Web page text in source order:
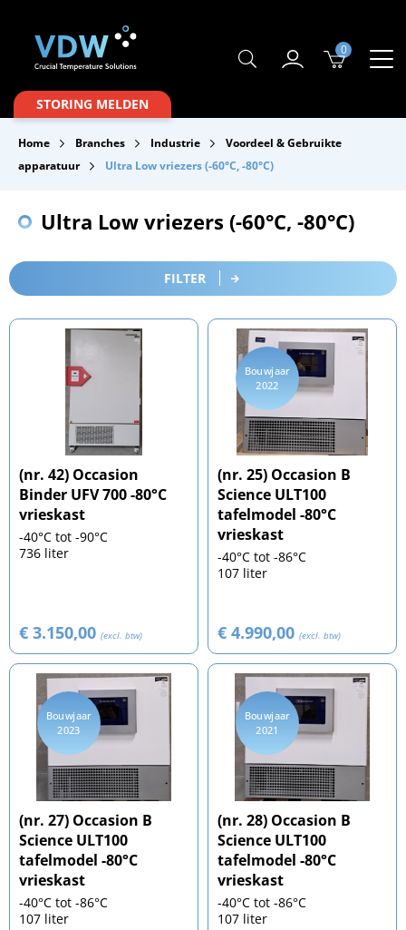
Producten
Branches
Merken
Downloads
0
STORING MELDEN
Home Branches Industrie
Voordeel & Gebruikte
apparatuur
Ultra Low vriezers (-60°C, -80°C)
Ultra Low vriezers (-60°C, -80°C)
FILTER
(nr. 42) Occasion
Binder UFV 700 -80°C
vrieskast
-40°C tot -90°C
736 liter
€ 3.150,00 (excl. btw)
Bouwjaar
2022
(nr. 25) Occasion B
Science ULT100
tafelmodel -80°C
vrieskast
-40°C tot -86°C
107 liter
€ 4.990,00 (excl. btw)
Bouwjaar
2023
(nr. 27) Occasion B
Science ULT100
tafelmodel -80°C
vrieskast
-40°C tot -86°C
107 liter
Bouwjaar
2021
(nr. 28) Occasion B
Science ULT100
tafelmodel -80°C
vrieskast
-40°C tot -86°C
107 liter